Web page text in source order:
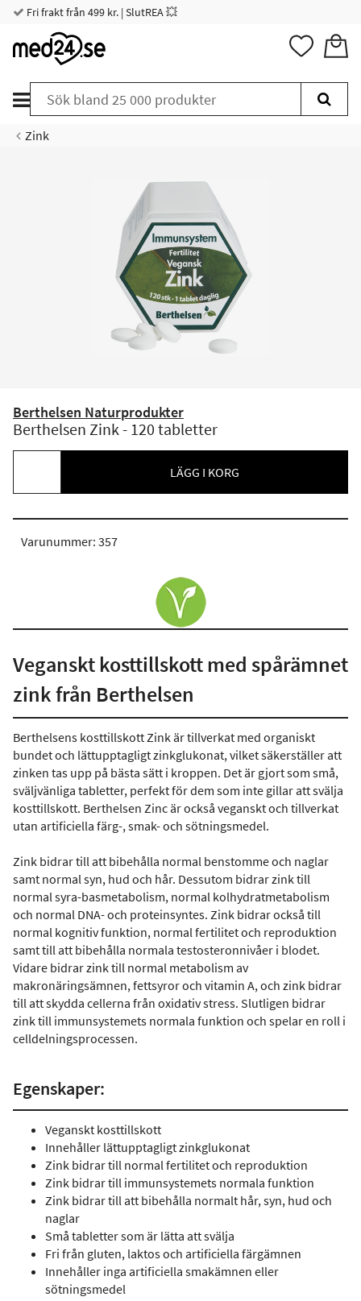
Fri frakt från 499 kr. | SlutREA 💥
Zink
Berthelsen Naturprodukter
Berthelsen Zink - 120 tabletter
LÄGG I KORG
Varunummer: 357
Veganskt kosttillskott med spårämnet
zink från Berthelsen
Berthelsens kosttillskott Zink är tillverkat med organiskt
bundet och lättupptagligt zinkglukonat, vilket säkerställer att
zinken tas upp på bästa sätt i kroppen. Det är gjort som små,
sväljvänliga tabletter, perfekt för dem som inte gillar att svälja
kosttillskott. Berthelsen Zinc är också veganskt och tillverkat
utan artificiella färg-, smak- och sötningsmedel.
Zink bidrar till att bibehålla normal benstomme och naglar
samt normal syn, hud och hår. Dessutom bidrar zink till
normal syra-basmetabolism, normal kolhydratmetabolism
och normal DNA- och proteinsyntes. Zink bidrar också till
normal kognitiv funktion, normal fertilitet och reproduktion
samt till att bibehålla normala testosteronnivåer i blodet.
Vidare bidrar zink till normal metabolism av
makronäringsämnen, fettsyror och vitamin A, och zink bidrar
till att skydda cellerna från oxidativ stress. Slutligen bidrar
zink till immunsystemets normala funktion och spelar en roll i
celldelningsprocessen.
Egenskaper:
Veganskt kosttillskott
Innehåller lättupptagligt zinkglukonat
Zink bidrar till normal fertilitet och reproduktion
Zink bidrar till immunsystemets normala funktion
Zink bidrar till att bibehålla normalt hår, syn, hud och
naglar
Små tabletter som är lätta att svälja
Fri från gluten, laktos och artificiella färgämnen
Innehåller inga artificiella smakämnen eller
sötningsmedel